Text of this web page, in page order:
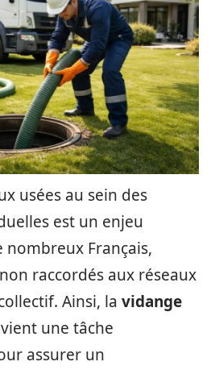
usées au sein des
est un enjeu
Français,
raccordés aux réseaux
Ainsi, la vidange
une tâche
assurer un